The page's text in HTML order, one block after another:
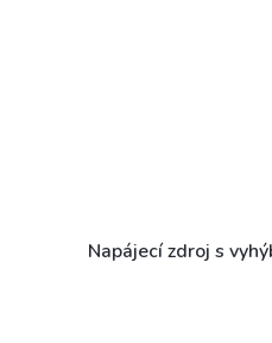
Napájecí zdroj s